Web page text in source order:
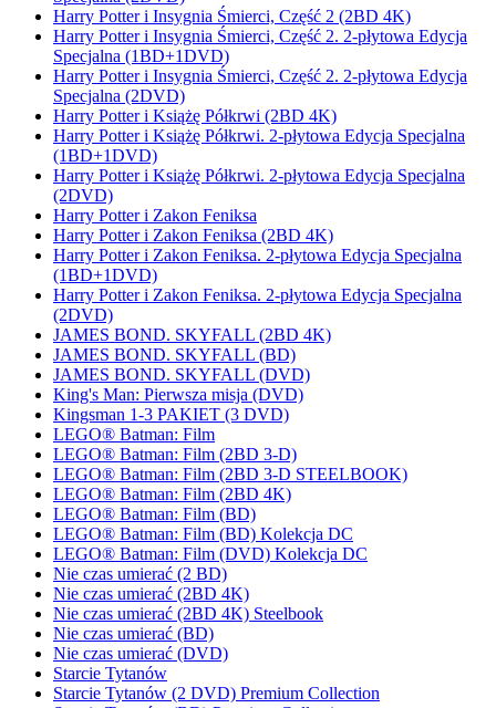
Harry Potter i Insygnia Śmierci, Część 2 (2BD 4K)
Harry Potter i Insygnia Śmierci, Część 2. 2-płytowa Edycja
Specjalna (1BD+1DVD)
Harry Potter i Insygnia Śmierci, Część 2. 2-płytowa Edycja
Specjalna (2DVD)
Harry Potter i Książę Półkrwi (2BD 4K)
Harry Potter i Książę Półkrwi. 2-płytowa Edycja Specjalna
(1BD+1DVD)
Harry Potter i Książę Półkrwi. 2-płytowa Edycja Specjalna
(2DVD)
Harry Potter i Zakon Feniksa
Harry Potter i Zakon Feniksa (2BD 4K)
Harry Potter i Zakon Feniksa. 2-płytowa Edycja Specjalna
(1BD+1DVD)
Harry Potter i Zakon Feniksa. 2-płytowa Edycja Specjalna
(2DVD)
JAMES BOND. SKYFALL (2BD 4K)
JAMES BOND. SKYFALL (BD)
JAMES BOND. SKYFALL (DVD)
King's Man: Pierwsza misja (DVD)
Kingsman 1-3 PAKIET (3 DVD)
LEGO® Batman: Film
LEGO® Batman: Film (2BD 3-D)
LEGO® Batman: Film (2BD 3-D STEELBOOK)
LEGO® Batman: Film (2BD 4K)
LEGO® Batman: Film (BD)
LEGO® Batman: Film (BD) Kolekcja DC
LEGO® Batman: Film (DVD) Kolekcja DC
Nie czas umierać (2 BD)
Nie czas umierać (2BD 4K)
Nie czas umierać (2BD 4K) Steelbook
Nie czas umierać (BD)
Nie czas umierać (DVD)
Starcie Tytanów
Starcie Tytanów (2 DVD) Premium Collection